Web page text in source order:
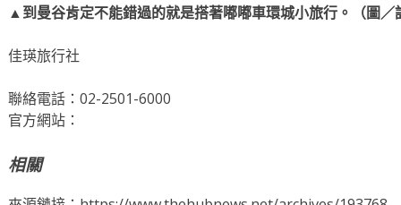
▲到曼谷肯定不能錯過的就是搭著嘟嘟車環城小旅行。（圖／
佳瑛旅行社
聯絡電話：02-2501-6000
官方網站：
相關